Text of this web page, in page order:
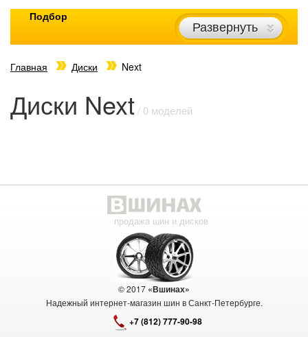
Подбор
Развернуть
Главная Диски Next
Диски Next/ 0 моделей
продажа шин и дисков
© 2017 «Вшинах»
Надежный интернет-магазин шин в Санкт-Петербурге.
+7 (812) 777-90-98